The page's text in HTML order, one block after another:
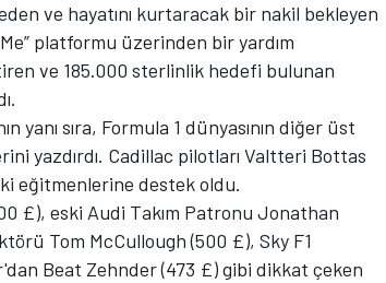
ve hayatını kurtaracak bir nakil bekleyen
platformu üzerinden bir yardım
ve 185.000 sterlinlik hedefi bulunan
yanı sıra, Formula 1 dünyasının diğer üst
yazdırdı. Cadillac pilotları Valtteri Bottas
eğitmenlerine destek oldu.
£), eski Audi Takım Patronu Jonathan
Tom McCullough (500 £), Sky F1
Beat Zehnder (473 £) gibi dikkat çeken